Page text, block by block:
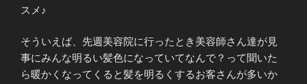
スメ♪
そういえば、先週美容院に行ったとき美容師さん達が見
事にみんな明るい髪色になっていてなんで？って聞いた
ら暖かくなってくると髪を明るくするお客さんが多いか